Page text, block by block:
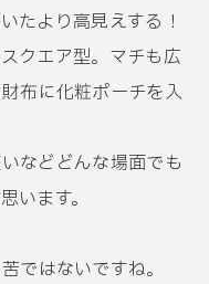
たより高見えする！
クエア型。マチも広
布に化粧ポーチを入
などどんな場面でも
います。
ではないですね。